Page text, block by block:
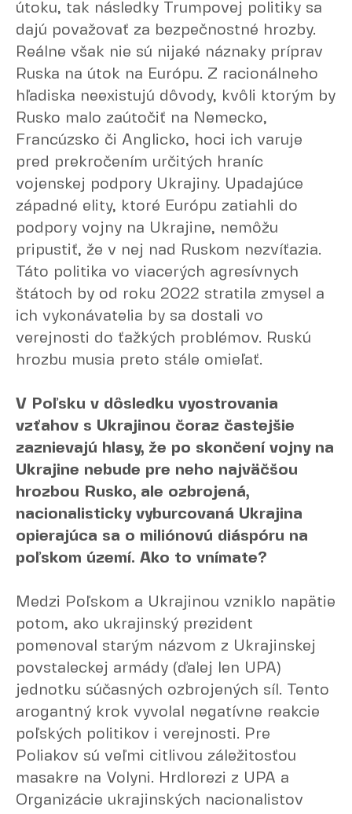
útoku, tak následky Trumpovej politiky sa
dajú považovať za bezpečnostné hrozby.
Reálne však nie sú nijaké náznaky príprav
Ruska na útok na Európu. Z racionálneho
hľadiska neexistujú dôvody, kvôli ktorým by
Rusko malo zaútočiť na Nemecko,
Francúzsko či Anglicko, hoci ich varuje
pred prekročením určitých hraníc
vojenskej podpory Ukrajiny. Upadajúce
západné elity, ktoré Európu zatiahli do
podpory vojny na Ukrajine, nemôžu
pripustiť, že v nej nad Ruskom nezvíťazia.
Táto politika vo viacerých agresívnych
štátoch by od roku 2022 stratila zmysel a
ich vykonávatelia by sa dostali vo
verejnosti do ťažkých problémov. Ruskú
hrozbu musia preto stále omieľať.
V Poľsku v dôsledku vyostrovania
vzťahov s Ukrajinou čoraz častejšie
zaznievajú hlasy, že po skončení vojny na
Ukrajine nebude pre neho najväčšou
hrozbou Rusko, ale ozbrojená,
nacionalisticky vyburcovaná Ukrajina
opierajúca sa o miliónovú diáspóru na
poľskom území. Ako to vnímate?
Medzi Poľskom a Ukrajinou vzniklo napätie
potom, ako ukrajinský prezident
pomenoval starým názvom z Ukrajinskej
povstaleckej armády (ďalej len UPA)
jednotku súčasných ozbrojených síl. Tento
arogantný krok vyvolal negatívne reakcie
poľských politikov i verejnosti. Pre
Poliakov sú veľmi citlivou záležitosťou
masakre na Volyni. Hrdlorezi z UPA a
Organizácie ukrajinských nacionalistov